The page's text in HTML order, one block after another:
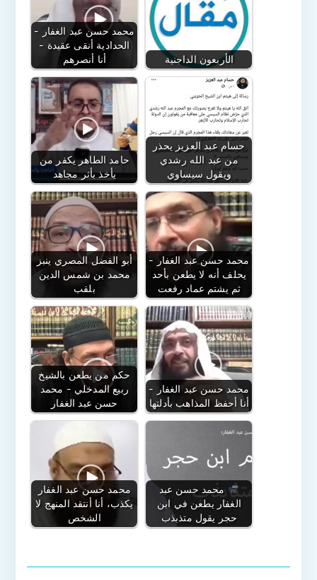
محمد حسن عبد الغفار -
الحدادية أنقى عقيدة -
أنا أنصرهم
الأربعون الداجنية
حامد الطاهر يكفر من
يأخذ بأثر مجاهد
حسام عبد العزيز يحذر
من عبد الله رشدي
ويقول سيساوي
أبو الفضل المصري ينبز
محمد بن شمس الدين
بلقب
محمد حسن عبد الغفار -
يحلف أنه لا يطعن بأحد
ثم يشتم عماد رفعت
حكم من يطعن بالشيخ
ربيع المدخلي - محمد
حسن عبد الغفار
محمد حسن عبد الغفار -
أنا أحفظ المذاهب بأدلتها
محمد حسن عبد الغفار
يكذب، أنا أنتقد المنهج لا
الشخص
محمد حسن عبد
الغفار يطعن في ابن
حجر يقول متذبذب